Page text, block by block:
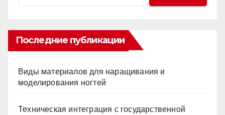
Последние публикации
Виды материалов для наращивания и
моделирования ногтей
Техническая интеграция с государственной